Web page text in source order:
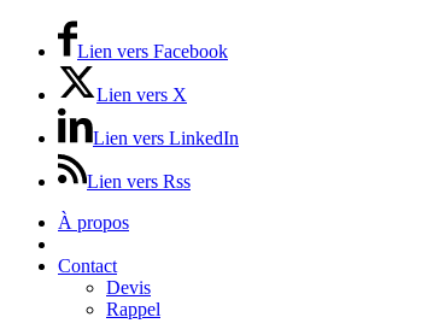
Lien vers Facebook
Lien vers X
Lien vers LinkedIn
Lien vers Rss
À propos
Contact
Devis
Rappel